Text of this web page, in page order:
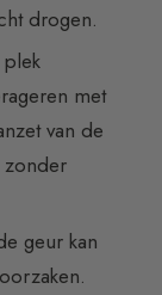
drogen.
plek
met
van de
zonder
geur kan